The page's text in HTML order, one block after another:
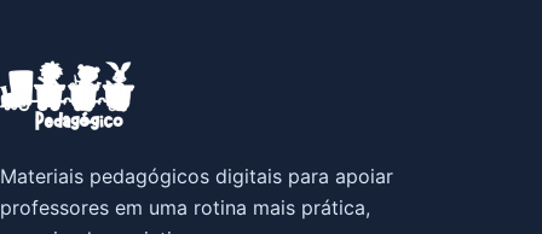
Materiais pedagógicos digitais para apoiar
professores em uma rotina mais prática,